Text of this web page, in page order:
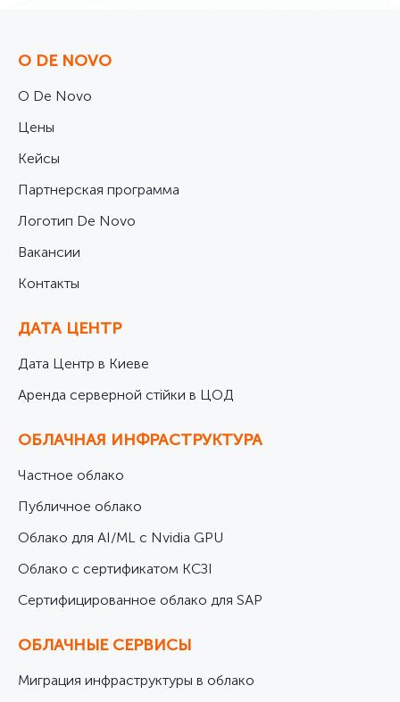
О DE NOVO
О De Novo
Цены
Кейсы
Партнерская программа
Логотип De Novo
Вакансии
Контакты
ДАТА ЦЕНТР
Дата Центр в Киеве
Аренда серверной стійки в ЦОД
ОБЛАЧНАЯ ИНФРАСТРУКТУРА
Частное облако
Публичное облако
Облако для AI/ML с Nvidia GPU
Облако с сертификатом КСЗІ
Cертифицированное облако для SAP
ОБЛАЧНЫЕ СЕРВИСЫ
Миграция инфраструктуры в облако